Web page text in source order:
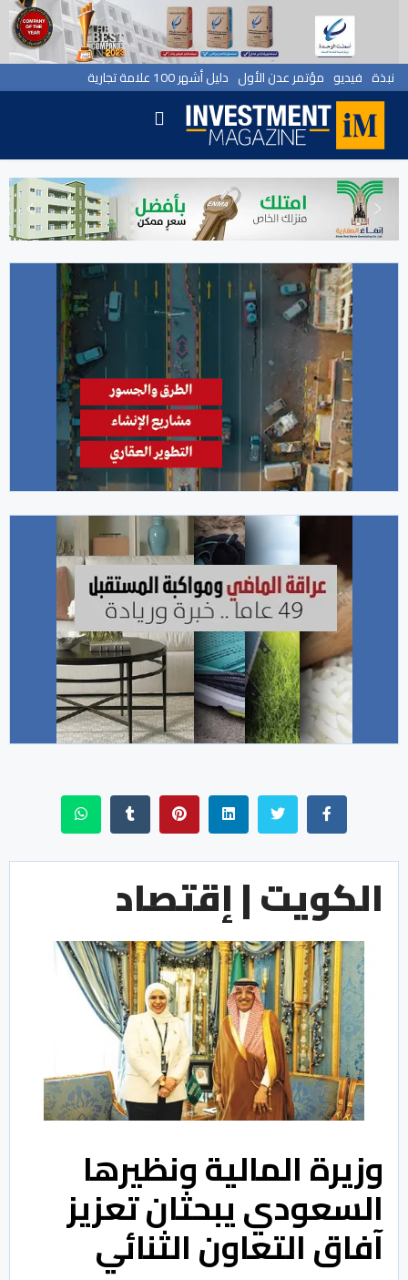
نبذة فيديو مؤتمر عدن الأول دليل أشهر 100 علامة تجارية
الكويت | إقتصاد
وزيرة المالية ونظيرها
السعودي يبحثان تعزيز
آفاق التعاون الثنائي